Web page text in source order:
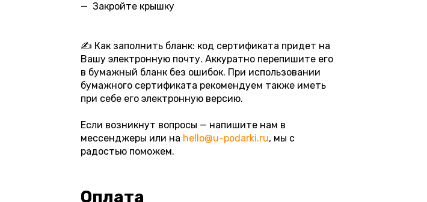
Закройте крышку
✍️ Как заполнить бланк: код сертификата придет на
Вашу электронную почту. Аккуратно перепишите его
в бумажный бланк без ошибок. При использовании
бумажного сертификата рекомендуем также иметь
при себе его электронную версию.
Если возникнут вопросы — напишите нам в
мессенджеры или на hello@u-podarki.ru, мы с
радостью поможем.
Оплата